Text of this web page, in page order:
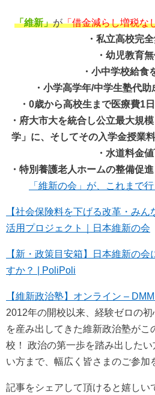
「維新」が「借金減らし増税な
・私立高校完
・幼児教育
・小中学校給食
・小学高学年/中学生塾代
・0歳から高校生まで医療費1
・府大市大を統合し公立最大規
学」に、そしてその入学金授業
・水道料金
・特別養護老人ホームの整備促
「維新の会」が、これまで
【社会保険料を下げる改革・みん
活用プロジェクト｜日本維新の会
【新・政策目安箱】日本維新の会
すか？ | PoliPoli
【維新政治塾】オンライン –
2012年の開校以来、経験ゼロの
を産み出してきた維新政治塾がこ
校！ 政治の第一歩を踏み出した
い方まで、幅広く皆さまのご参加
記事をシェアして頂けると嬉しい